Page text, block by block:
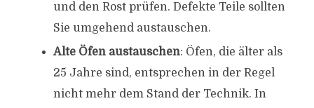
und den Rost prüfen. Defekte Teile sollten
Sie umgehend austauschen.
Alte Öfen austauschen: Öfen, die älter als
25 Jahre sind, entsprechen in der Regel
nicht mehr dem Stand der Technik. In